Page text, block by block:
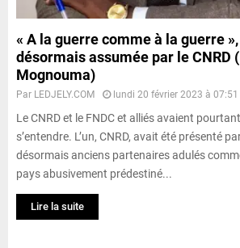
« A la guerre comme à la guerre
désormais assumée par le CNRD
Mognouma)
Par LEDJELY.COM lundi 20 février 2023 à 07:51
Le CNRD et le FNDC et alliés avaient
s’entendre. L’un, CNRD, avait été présenté
désormais anciens partenaires adulés
pays abusivement prédestiné...
Lire la suite